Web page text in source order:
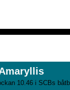
10.46 i SCBs